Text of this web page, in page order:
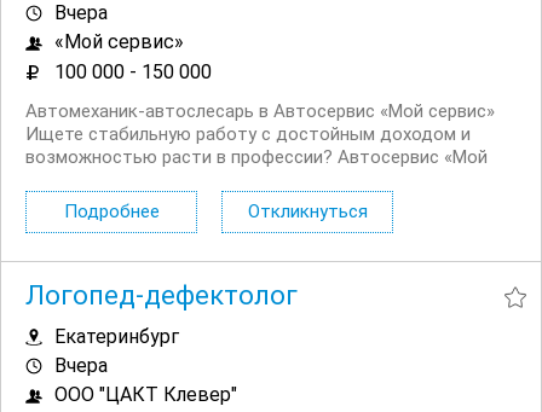
Вчера
«Мой сервис»
100 000 - 150 000
Автомеханик‑автослесарь в Автосервис «Мой сервис»
Ищете стабильную работу с достойным доходом и
возможностью расти в профессии? Автосервис «Мой
автомеханика‑автослесаря! Мы уверенно развиваемся
на рынке с 2022 года и продолжаем наращивать
Подробнее Откликнуться
Логопед-дефектолог
Екатеринбург
Вчера
ООО "ЦАКТ Клевер"